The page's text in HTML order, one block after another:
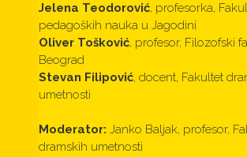
Jelena Teodorović, profesorka,
pedagoških nauka u Jagodini
Oliver Tošković, profesor, Filozofski
Beograd
Stevan Filipović, docent, Fakultet
umetnosti
Moderator: Janko Baljak, profesor,
dramskih umetnosti